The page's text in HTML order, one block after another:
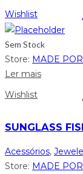
Wishlist
Sem Stock
Store: MADE
Ler mais
Wishlist
SUNGLASS
Acessórios,
Store: MADE